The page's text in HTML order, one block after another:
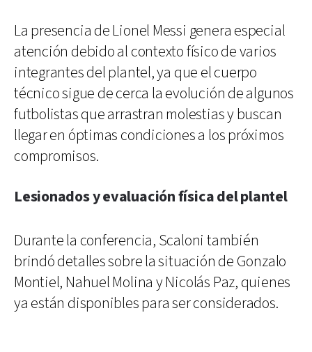
La presencia de Lionel Messi genera especial
atención debido al contexto físico de varios
integrantes del plantel, ya que el cuerpo
técnico sigue de cerca la evolución de algunos
futbolistas que arrastran molestias y buscan
llegar en óptimas condiciones a los próximos
compromisos.
Lesionados y evaluación física del plantel
Durante la conferencia, Scaloni también
brindó detalles sobre la situación de Gonzalo
Montiel, Nahuel Molina y Nicolás Paz, quienes
ya están disponibles para ser considerados.